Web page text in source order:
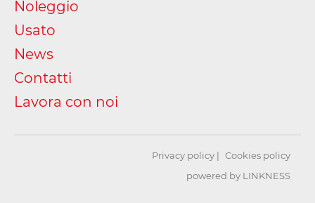
Noleggio
Usato
News
Contatti
Lavora con noi
Privacy policy
Cookies policy
powered by LINKNESS